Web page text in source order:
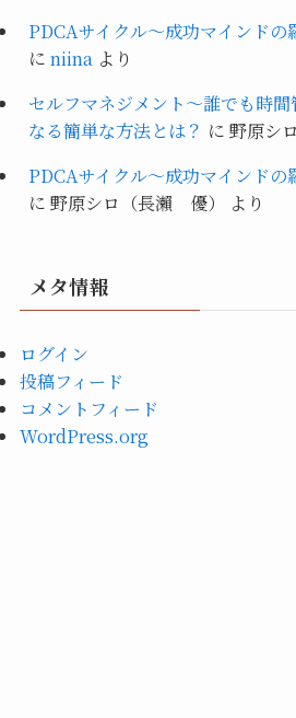
PDCAサイクル～成功マインドの
に niinaより
セルフマネジメント～誰でも時
なる簡単な方法とは？ に 野原シ
PDCAサイクル～成功マインドの
に 野原シロ（長瀨 優） より
メタ情報
ログイン
投稿フィード
コメントフィード
WordPress.org